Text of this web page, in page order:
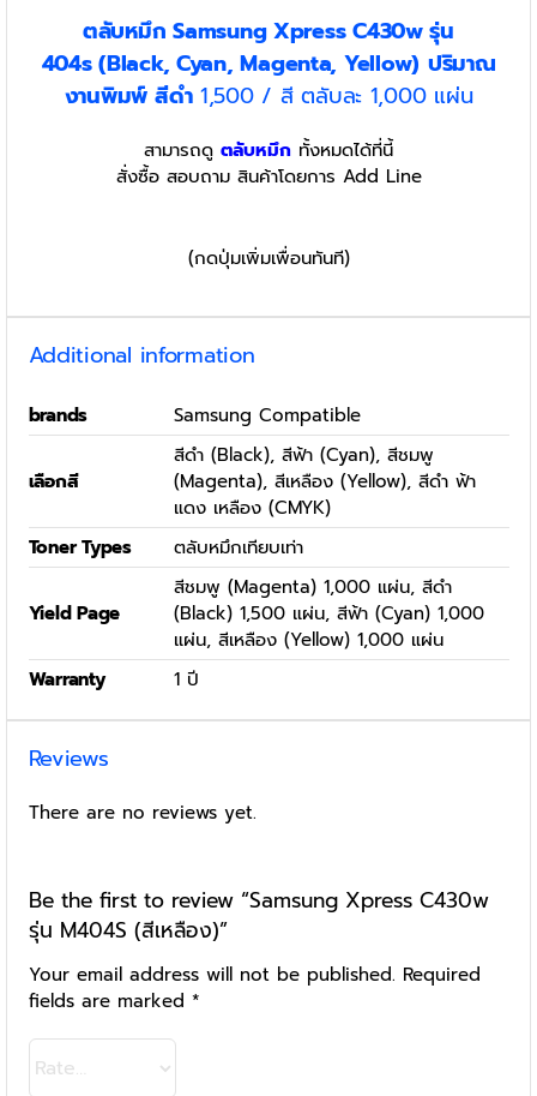
ตลับหมึก Samsung Xpress C430wรุ่น
404s(Black, Cyan, Magenta, Yellow) ปริมาณ
งานพิมพ์ สีดำ1,500 / สี ตลับละ 1,000 แผ่น
สามารถดู ตลับหมึก ทั้งหมดได้ที่นี้
สั่งซื้อ สอบถาม สินค้าโดยการ Add Line
(กดปุ่มเพิ่มเพื่อนทันที)
Additional information
brands Samsung Compatible
เลือกสี
สีดำ (Black), สีฟ้า (Cyan), สีชมพู
(Magenta), สีเหลือง (Yellow), สีดำ ฟ้า
แดง เหลือง (CMYK)
Toner Types
ตลับหมึกเทียบเท่า
Yield Page
สีชมพู (Magenta) 1,000 แผ่น, สีดำ
(Black) 1,500 แผ่น, สีฟ้า (Cyan) 1,000
แผ่น, สีเหลือง (Yellow) 1,000 แผ่น
Warranty
1 ปี
Reviews
There are no reviews yet.
Be the first to review “Samsung Xpress C430w
รุ่น M404S (สีเหลือง)”
Your email address will not be published. Required
fields are marked *